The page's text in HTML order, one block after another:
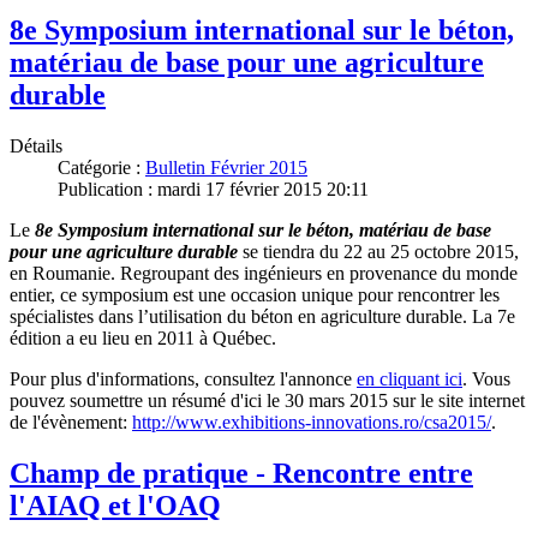
8e Symposium international sur le béton,
matériau de base pour une agriculture
durable
Détails
Catégorie : Bulletin Février 2015
Publication : mardi 17 février 2015 20:11
Le 8e Symposium international sur le béton, matériau de base
pour une agriculture durable se tiendra du 22 au 25 octobre 2015,
en Roumanie. Regroupant des ingénieurs en provenance du monde
entier, ce symposium est une occasion unique pour rencontrer les
spécialistes dans l’utilisation du béton en agriculture durable. La 7e
édition a eu lieu en 2011 à Québec.
Pour plus d'informations, consultez l'annonce en cliquant ici. Vous
pouvez soumettre un résumé d'ici le 30 mars 2015 sur le site internet
de l'évènement: http://www.exhibitions-innovations.ro/csa2015/.
Champ de pratique - Rencontre entre
l'AIAQ et l'OAQ